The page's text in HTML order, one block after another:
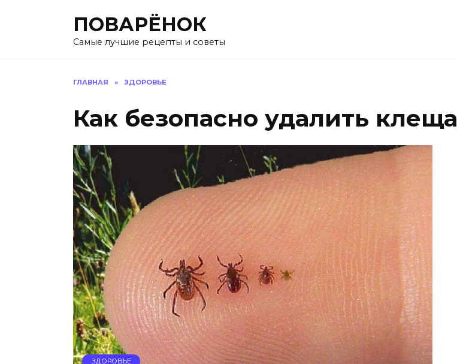
ПОВАРЁНОК
Самые лучшие рецепты и советы
ГЛАВНАЯ » ЗДОРОВЬЕ
Как безопасно удалить клеща
ЗДОРОВЬЕ